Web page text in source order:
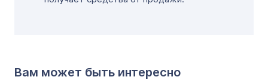
Вам может быть интересно